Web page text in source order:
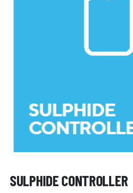
SULPHIDE CONTROLLER